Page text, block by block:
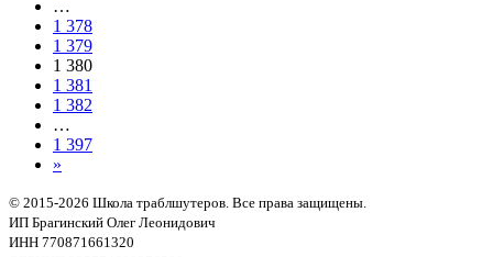
…
1 378
1 379
1 380
1 381
1 382
…
1 397
»
© 2015-2026 Школа траблшутеров. Все права защищены.
ИП Брагинский Олег Леонидович
ИНН 770871661320